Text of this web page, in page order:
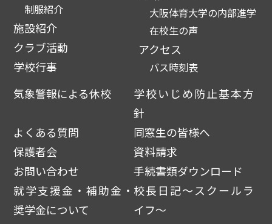
制服紹介
施設紹介
クラブ活動
学校行事
大阪体育大学の内部進学
在校生の声
アクセス
バス時刻表
気象警報による休校
学校いじめ防止基本方
針
よくある質問
同窓生の皆様へ
保護者会
資料請求
お問い合わせ
手続書類ダウンロード
就学支援金・補助金・
奨学金について
校長日記～スクールラ
イフ～